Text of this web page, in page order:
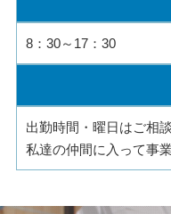
8：30～17：30
出勤時間・曜日はご相
私達の仲間に入って事